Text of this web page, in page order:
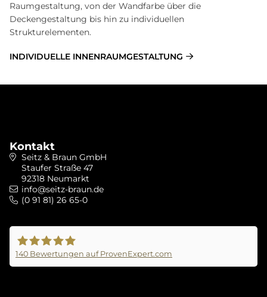
Raumgestaltung, von der Wandfarbe über die
Deckengestaltung bis hin zu individuellen
Strukturelementen.
INDIVIDUELLE INNENRAUMGESTALTUNG
Kontakt
Seitz & Braun GmbH
Staufer Straße 47
92318 Neumarkt
info@seitz-braun.de
(0 91 81) 26 65-0
140 Bewertungen auf ProvenExpert.com